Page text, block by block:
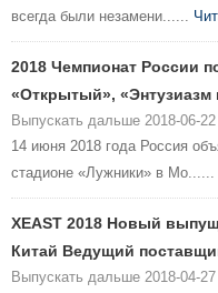
всегда были незамени......
2018 Чемпионат России
«Открытый», «Энтузиазм
Выпускать дальше 2018-06-22
14 июня 2018 года Россия
стадионе «Лужники» в Мо......
XEAST 2018 Новый
Китай Ведущий
Выпускать дальше 2018-04-27